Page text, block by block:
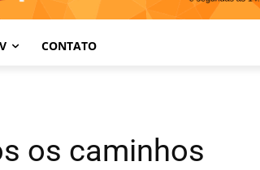
CONTATO
os caminhos